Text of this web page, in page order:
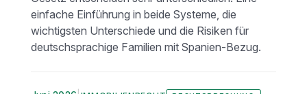
einfache Einführung in beide Systeme, die
wichtigsten Unterschiede und die Risiken für
deutschsprachige Familien mit Spanien-Bezug.